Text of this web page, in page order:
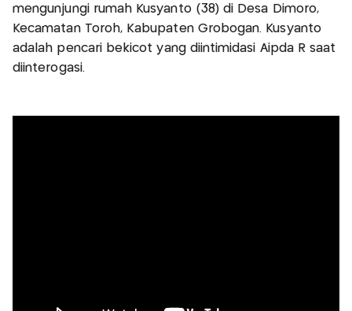
mengunjungi rumah Kusyanto (38) di Desa Dimoro,
Kecamatan Toroh, Kabupaten Grobogan. Kusyanto
adalah pencari bekicot yang diintimidasi Aipda R saat
diinterogasi.